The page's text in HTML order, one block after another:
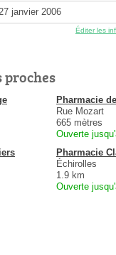
27 janvier 2006
Éditer les
proches
Pharmacie
Rue Mozart
665 mètres
Ouverte
Pharmacie
Échirolles
1.9 km
Ouverte